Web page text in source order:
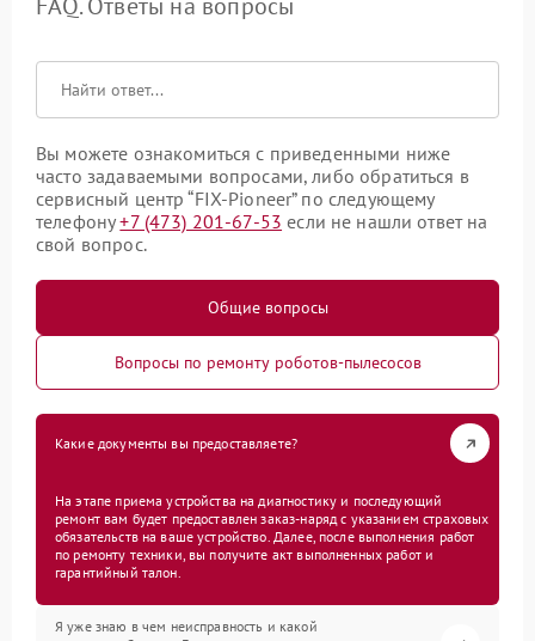
FAQ. Ответы на вопросы
Вы можете ознакомиться с приведенными ниже
часто задаваемыми вопросами, либо обратиться в
сервисный центр “FIX-Pioneer” по следующему
телефону+7 (473) 201-67-53 если не нашли ответ на
свой вопрос.
Общие вопросы
Вопросы по ремонту роботов-пылесосов
Какие документы вы предоставляете?
На этапе приема устройства на диагностику и последующий
ремонт вам будет предоставлен заказ-наряд с указанием страховых
обязательств на ваше устройство. Далее, после выполнения работ
по ремонту техники, вы получите акт выполненных работ и
гарантийный талон.
Я уже знаю в чем неисправность и какой